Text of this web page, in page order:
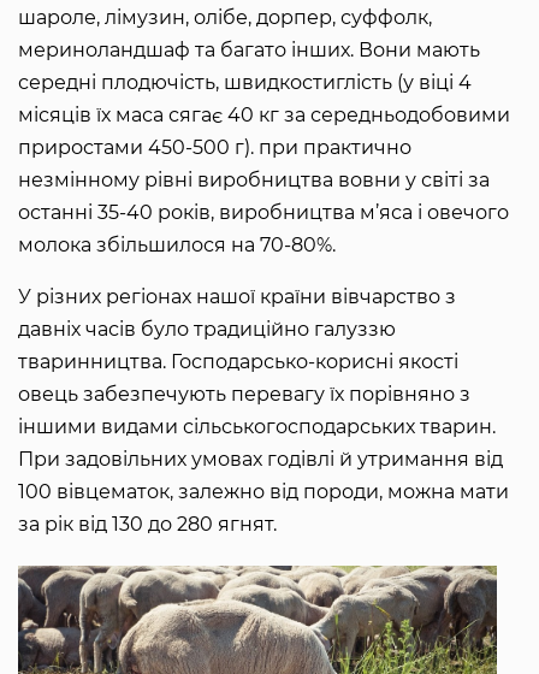
шароле, лімузин, олібе, дорпер, суффолк,
мериноландшаф та багато інших. Вони мають
середні плодючість, швидкостиглість (у віці 4
місяців їх маса сягає 40 кг за середньодобовими
приростами 450-500 г). при практично
незмінному рівні виробництва вовни у світі за
останні 35-40 років, виробництва м’яса і овечого
молока збільшилося на 70-80%.
У різних регіонах нашої країни вівчарство з
давніх часів було традиційно галуззю
тваринництва. Господарсько-корисні якості
овець забезпечують перевагу їх порівняно з
іншими видами сільськогосподарських тварин.
При задовільних умовах годівлі й утримання від
100 вівцематок, залежно від породи, можна мати
за рік від 130 до 280 ягнят.